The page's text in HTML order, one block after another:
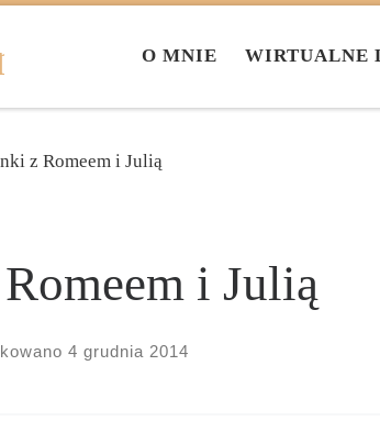
O MNIE WIRTUALNE
z Romeem i Julią
i Julią
4 grudnia 2014